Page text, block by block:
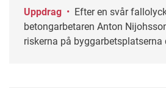
Uppdrag •
betongarbetaren Anton
riskerna på byggarbetsplatserna